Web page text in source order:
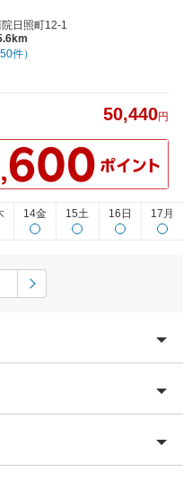
日照町12-1
50件）
50,440円
14金 15土 16日 17月